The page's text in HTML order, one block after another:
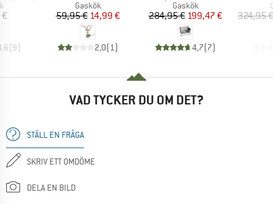
(9)
Produktgrupp
Gaskök
Pris
59,95 €Reducerat pris
14,99 €
2,0(1)
Produktgrupp
Gaskök
Pris
284,95 €Reducerat pris
199,47 €
4,7(7)
324,95 €
VAD TYCKER DU OM DET?
STÄLL EN FRÅGA
SKRIV ETT OMDÖME
DELA EN BILD